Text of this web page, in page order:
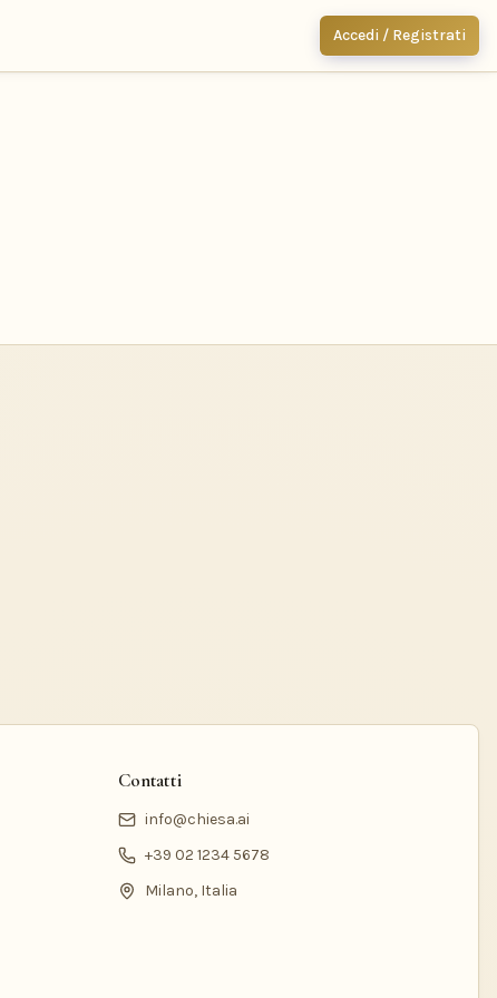
Accedi / Registrati
Contatti
info@chiesa.ai
+39 02 1234 5678
Milano, Italia